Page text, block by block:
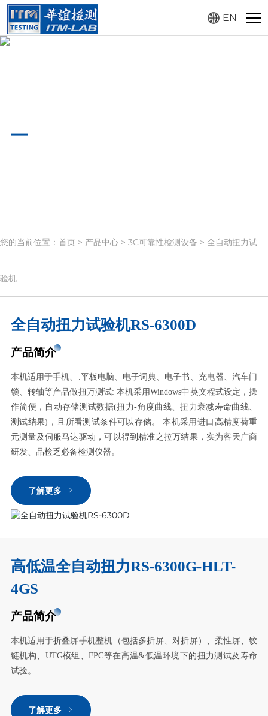
EN
您的当前位置： 首页 > 产品中心 > 3C可靠性检测设备 > 全自动扭力试
验机
全自动扭力试验机RS-6300D
产品简介
本机适用于手机、.平板电脑、电子词典、电子书、充电器、汽车门
锁、转轴等产品做扭万测试: 本机采用Windows中英文程式设定，操
作简便，自动存储测试数据(扭力-角度曲线、扭力衰减寿命曲线、
测试结果)，且所看测试条件可以存储。 本机采用进口高精度荷重
元测量及伺服马达驱动，可以得到精准之拉万结果，实为客天广商
研发、品检乏必备检测仪器。
了解更多
高低温全自动扭力RS-6300G-HLT-
4GS
产品简介
本机适用于折叠屏手机整机（包括多折屏、对折屏）、柔性屏、铰
链机构、UTG模组、FPC等在高温&低温环境下的扭力测试及寿命
试验。
了解更多